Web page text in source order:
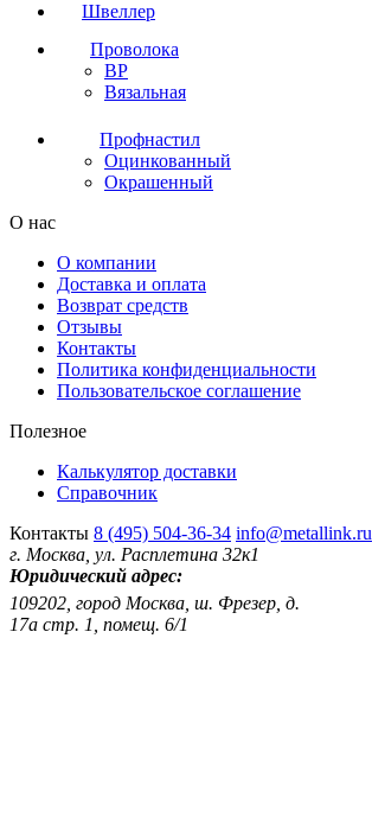
Швеллер
Проволока
ВР
Вязальная
Профнастил
Оцинкованный
Окрашенный
О нас
О компании
Доставка и оплата
Возврат средств
Отзывы
Контакты
Политика конфиденциальности
Пользовательское соглашение
Полезное
Калькулятор доставки
Справочник
Контакты 8 (495) 504-36-34 info@metallink.ru
г. Москва, ул. Расплетина 32к1
Юридический адрес:
109202, город Москва, ш. Фрезер, д.
17а стр. 1, помещ. 6/1